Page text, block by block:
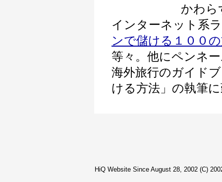
かわら
インターネット系
ンで儲ける１００
等々。他にペンネ
海外旅行のガイド
ける方法」の執筆
HiQ Website Since August 28, 2002 (C)